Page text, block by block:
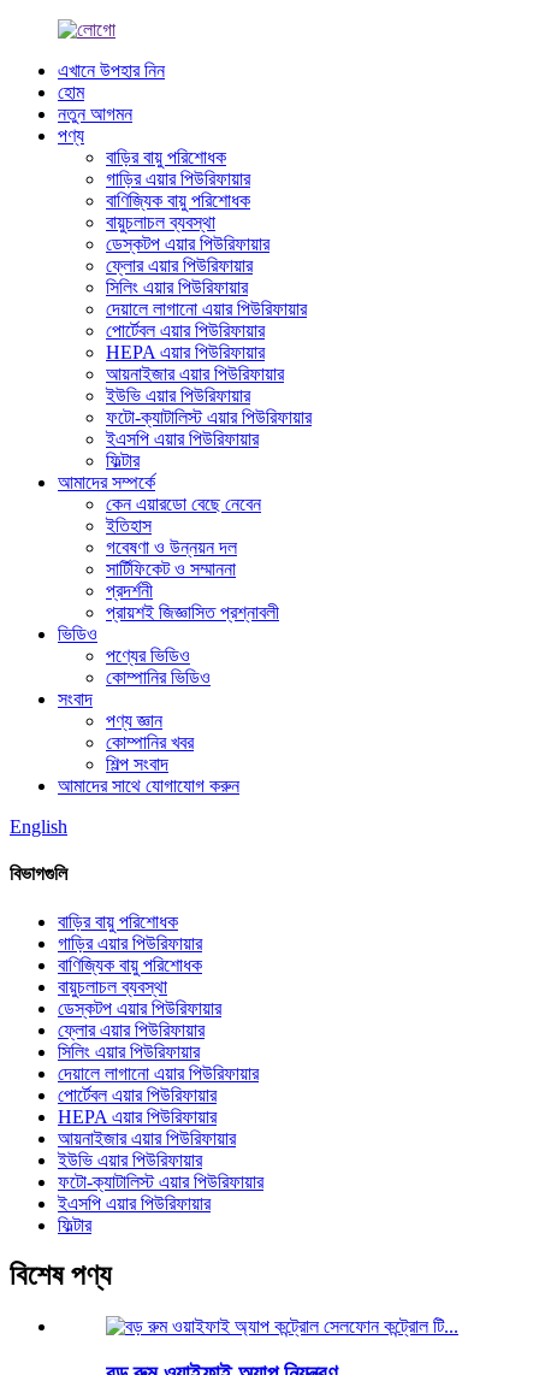
এখানে উপহার নিন
হোম
নতুন আগমন
পণ্য
বাড়ির বায়ু পরিশোধক
গাড়ির এয়ার পিউরিফায়ার
বাণিজ্যিক বায়ু পরিশোধক
বায়ুচলাচল ব্যবস্থা
ডেস্কটপ এয়ার পিউরিফায়ার
ফ্লোর এয়ার পিউরিফায়ার
সিলিং এয়ার পিউরিফায়ার
দেয়ালে লাগানো এয়ার পিউরিফায়ার
পোর্টেবল এয়ার পিউরিফায়ার
HEPA এয়ার পিউরিফায়ার
আয়নাইজার এয়ার পিউরিফায়ার
ইউভি এয়ার পিউরিফায়ার
ফটো-ক্যাটালিস্ট এয়ার পিউরিফায়ার
ইএসপি এয়ার পিউরিফায়ার
ফিল্টার
আমাদের সম্পর্কে
কেন এয়ারডো বেছে নেবেন
ইতিহাস
গবেষণা ও উন্নয়ন দল
সার্টিফিকেট ও সম্মাননা
প্রদর্শনী
প্রায়শই জিজ্ঞাসিত প্রশ্নাবলী
ভিডিও
পণ্যের ভিডিও
কোম্পানির ভিডিও
সংবাদ
পণ্য জ্ঞান
কোম্পানির খবর
শিল্প সংবাদ
আমাদের সাথে যোগাযোগ করুন
English
বিভাগগুলি
বাড়ির বায়ু পরিশোধক
গাড়ির এয়ার পিউরিফায়ার
বাণিজ্যিক বায়ু পরিশোধক
বায়ুচলাচল ব্যবস্থা
ডেস্কটপ এয়ার পিউরিফায়ার
ফ্লোর এয়ার পিউরিফায়ার
সিলিং এয়ার পিউরিফায়ার
দেয়ালে লাগানো এয়ার পিউরিফায়ার
পোর্টেবল এয়ার পিউরিফায়ার
HEPA এয়ার পিউরিফায়ার
আয়নাইজার এয়ার পিউরিফায়ার
ইউভি এয়ার পিউরিফায়ার
ফটো-ক্যাটালিস্ট এয়ার পিউরিফায়ার
ইএসপি এয়ার পিউরিফায়ার
ফিল্টার
বিশেষ পণ্য